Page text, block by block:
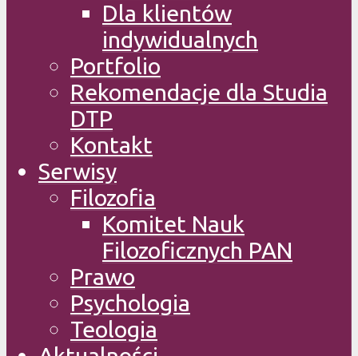
Dla klientów
indywidualnych
Portfolio
Rekomendacje dla Studia
DTP
Kontakt
Serwisy
Filozofia
Komitet Nauk
Filozoficznych PAN
Prawo
Psychologia
Teologia